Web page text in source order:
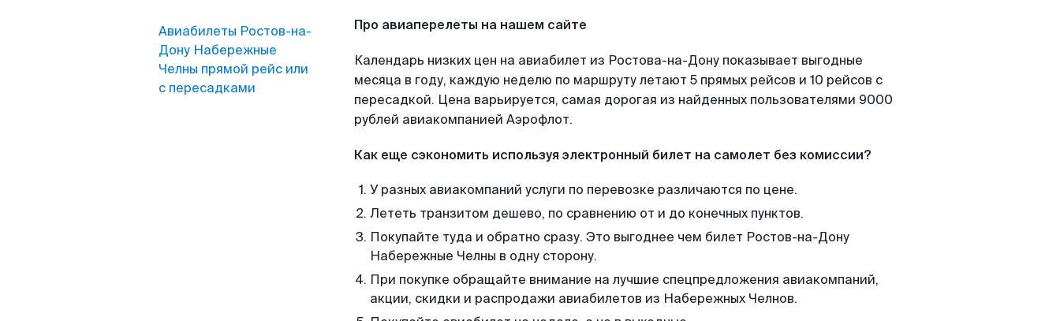
Авиабилеты Ростов-на-
Дону Набережные
Челны прямой рейс или
с пересадками
Про авиаперелеты на нашем сайте
Календарь низких цен на авиабилет из Ростова-на-Дону показывает выгодные
месяца в году, каждую неделю по маршруту летают 5 прямых рейсов и 10 рейсов с
пересадкой. Цена варьируется, самая дорогая из найденных пользователями 9000
рублей авиакомпанией Аэрофлот.
Как еще сэкономить используя электронный билет на самолет без комиссии?
У разных авиакомпаний услуги по перевозке различаются по цене.
Лететь транзитом дешево, по сравнению от и до конечных пунктов.
Покупайте туда и обратно сразу. Это выгоднее чем билет Ростов-на-Дону
Набережные Челны в одну сторону.
При покупке обращайте внимание на лучшие спецпредложения авиакомпаний,
акции, скидки и распродажи авиабилетов из Набережных Челнов.